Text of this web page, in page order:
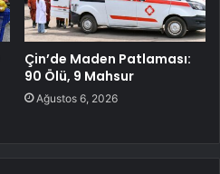
Çin’de Maden Patlaması:
90 Ölü, 9 Mahsur
Ağustos 6, 2026